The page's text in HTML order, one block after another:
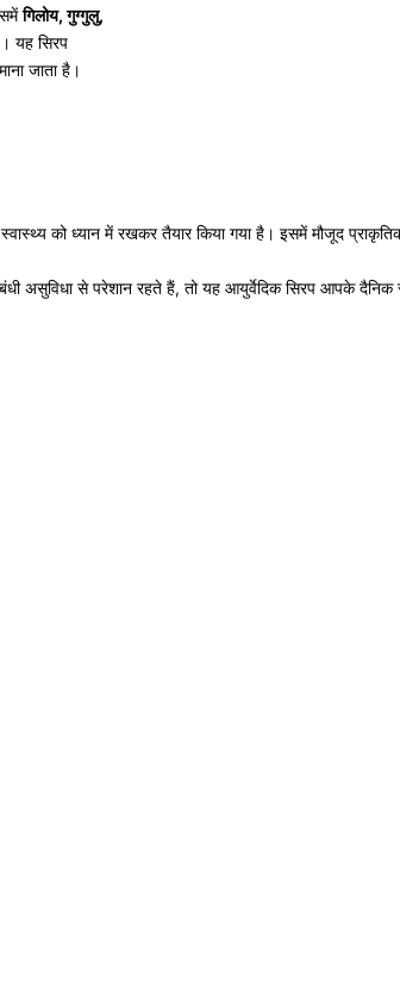
गिलोय, गुग्गुलु,
यह सिरप
जाता है।
को ध्यान में रखकर तैयार किया गया है। इसमें मौजूद
असुविधा से परेशान रहते हैं, तो यह आयुर्वेदिक सिरप आपके दैनिक